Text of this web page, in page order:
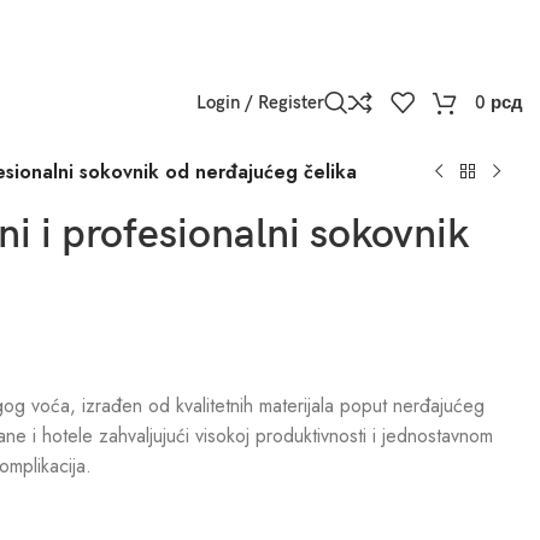
Login / Register 0 рсд
sokovnik od nerđajućeg čelika
i profesionalni sokovnik
voća, izrađen od kvalitetnih materijala poput nerđajućeg
i hotele zahvaljujući visokoj produktivnosti i jednostavnom